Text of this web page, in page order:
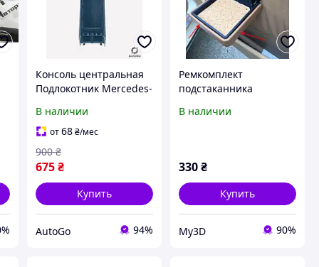
Консоль центральная
Подлокотник Mercedes-
Class C207 A2126801550
В наличии
от68 ₴/мес
675 ₴
900 ₴
Купить
AutoGo 94%
Ремкомплект
подстаканника
1984-1996. 300E
В наличии
330₴
Купить
My3D 90%